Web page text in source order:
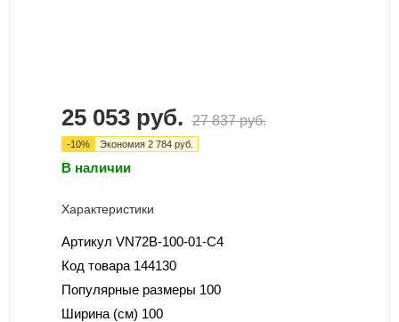
25 053руб. 27 837руб.
-10% Экономия 2 784руб.
В наличии
Характеристики
Артикул VN72B-100-01-C4
Код товара 144130
Популярные размеры 100
Ширина (см) 100